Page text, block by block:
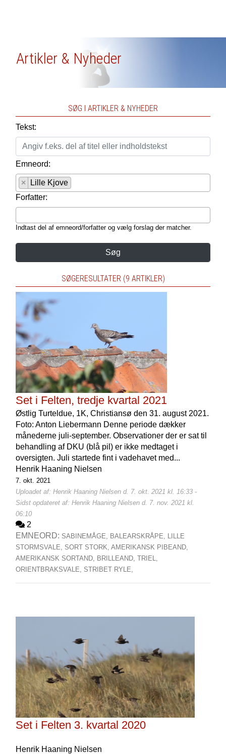
Artikler & Nyheder
SØG I ARTIKLER & NYHEDER
Tekst:
Emneord:
×
Lille Kjove
Forfatter:
Indtast del af emneord/forfatter og vælg forslag der matcher.
Søg
SØGERESULTATER (9 ARTIKLER)
Set i Felten, tredje kvartal 2021
Østlig Turteldue, 1K, Christiansø den 31. august 2021.
Foto: Anton Liebermann Denne periode dækker
månederne juli-september. Observationer der er sat til
behandling af DKU (blå pil) er ikke medtaget i
oversigten. Juli startede fint i vadehavet med...
Henrik Haaning Nielsen
7. okt. 2021
Uploadet af: Henrik Haaning Nielsen d. 7. okt. 2021 kl. 16:33 -
Sidst opdateret af: Henrik Haaning Nielsen d. 7. nov. 2021 kl.
06:10
2
EMNEORD: SABINEMÅGE, BALEARSKRÅPE, LILLE
STORMSVALE, SORT STORK, AMERIKANSK PIBEAND,
AMERIKANSK SORTAND, BRILLEAND, TRIEL,
ORIENTBRAKSVALE, STRIBET RYLE,
Set i Felten 3. kvartal 2020
Henrik Haaning Nielsen